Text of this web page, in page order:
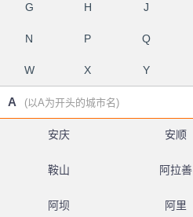
G H J
N P Q
W X Y
A (以A为开头的城市名)
安庆 安顺
鞍山 阿拉善
阿坝 阿里